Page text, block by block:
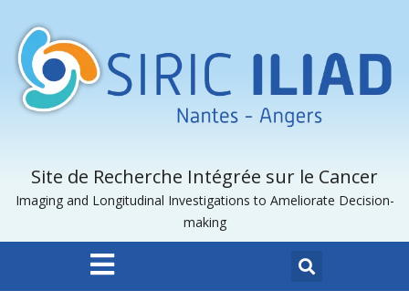
Site de Recherche Intégrée sur le Cancer
Imaging and Longitudinal Investigations to Ameliorate Decision-
making